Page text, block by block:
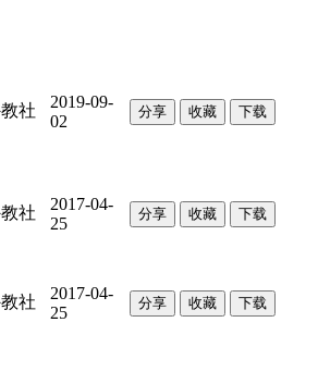
社
2019-09-
02
分享 收藏 下载
社
2017-04-
25
分享 收藏 下载
社
2017-04-
25
分享 收藏 下载